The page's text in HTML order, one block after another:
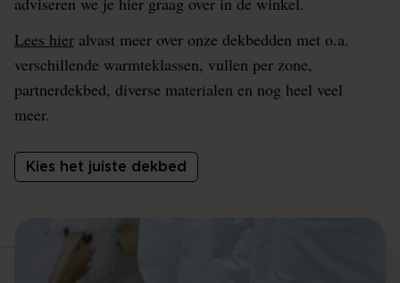
Lees hier alvast meer over onze dekbedden met o.a.
verschillende warmteklassen, vullen per zone,
partnerdekbed, diverse materialen en nog heel veel
meer.
Kies het juiste dekbed